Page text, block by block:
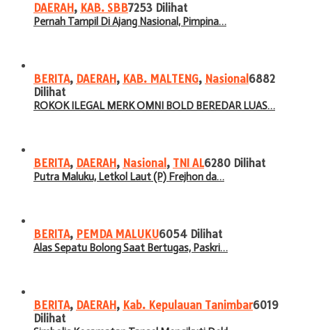
DAERAH, KAB. SBB7253 Dilihat
Pernah Tampil Di Ajang Nasional, Pimpina…
BERITA, DAERAH, KAB. MALTENG, Nasional 6882
Dilihat
ROKOK ILEGAL MERK OMNI BOLD BEREDAR LUAS…
BERITA, DAERAH, Nasional , TNI AL6280 Dilihat
Putra Maluku, Letkol Laut (P) Frejhon da…
BERITA, PEMDA MALUKU6054 Dilihat
Alas Sepatu Bolong Saat Bertugas, Paskri…
BERITA, DAERAH, Kab. Kepulauan Tanimbar6019
Dilihat